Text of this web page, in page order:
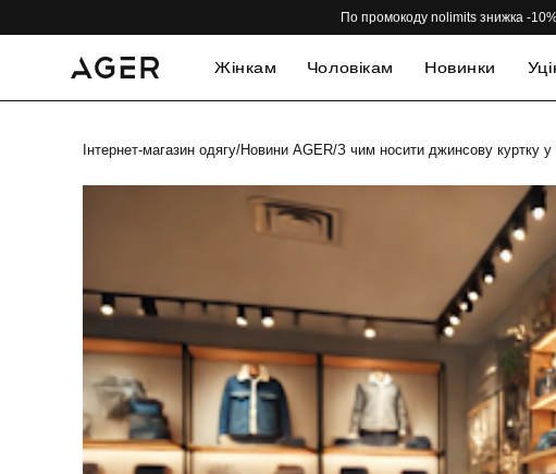
По промокоду nolimits знижка -10%
Жінкам Чоловікам Новинки
Інтернет-магазин одягу/Новини AGER/З чим носити джинсову куртку у